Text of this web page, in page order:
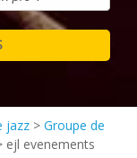
jazz > Groupe de
ejl evenements